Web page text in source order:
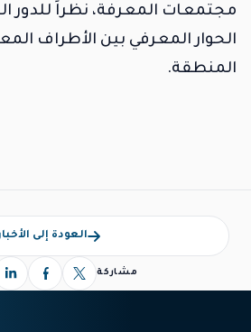
مجتمعات المعرفة، نظراً للدور
الحوار المعرفي بين الأطراف
المنطقة.
العودة إلى
مشاركة